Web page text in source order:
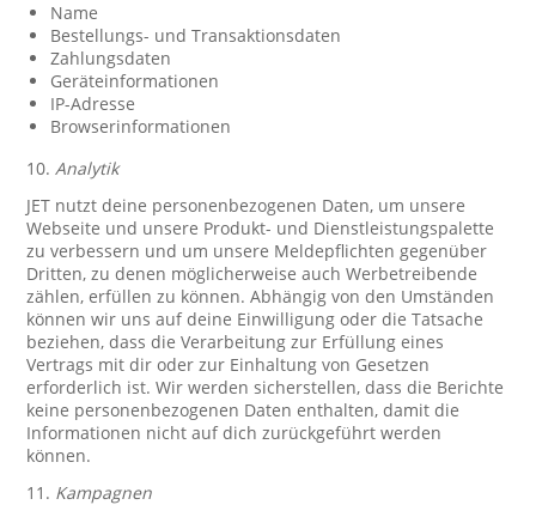
Name
Bestellungs- und Transaktionsdaten
Zahlungsdaten
Geräteinformationen
IP-Adresse
Browserinformationen
10.Analytik
JET nutzt deine personenbezogenen Daten, um unsere
Webseite und unsere Produkt- und Dienstleistungspalette
zu verbessern und um unsere Meldepflichten gegenüber
Dritten, zu denen möglicherweise auch Werbetreibende
zählen, erfüllen zu können. Abhängig von den Umständen
können wir uns auf deine Einwilligung oder die Tatsache
beziehen, dass die Verarbeitung zur Erfüllung eines
Vertrags mit dir oder zur Einhaltung von Gesetzen
erforderlich ist. Wir werden sicherstellen, dass die Berichte
keine personenbezogenen Daten enthalten, damit die
Informationen nicht auf dich zurückgeführt werden
können.
11. Kampagnen